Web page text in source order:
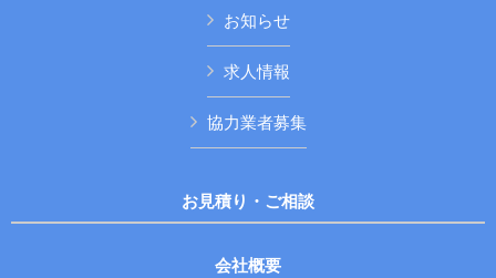
お知らせ
求人情報
協力業者募集
お見積り・ご相談
会社概要